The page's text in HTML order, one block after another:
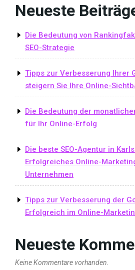
Neueste
Die Bedeutung von
SEO-Strategie
Tipps zur Verbesserung Ihrer
steigern Sie Ihre Online-
Die Bedeutung der
für Ihr Online-Erfolg
Die beste SEO-Agentur in
Erfolgreiches Online-
Unternehmen
Tipps zur Verbesserung der
Erfolgreich im Online-
Neueste
Keine Kommentare vorhanden.